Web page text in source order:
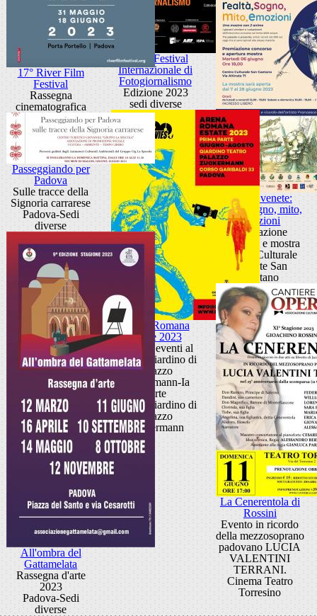
IMP – Festival
Internazionale di
Fotogiornalismo
Edizione 2023
sedi diverse
17° River Film
Festival
Rassegna
cinematografica
Acque venete:
realtà, sogno, mito,
emozioni
Premiazione
concorso e mostra
Centro Culturale
Altinate San
Gaetano
Arena Romana
Estate 2023
Ciclo di eventi al
Teatro Giardino di
Palazzo
Zuckermann-Ia
parte
Teatro Giardino di
Palazzo
Zuckermann
Passeggiando per
Padova
Sulle tracce della
Signoria carrarese
Padova-Sedi
diverse
All'ombra del
Gattamelata
Rassegna d'arte
2023
Padova-Sedi
diverse
La Cenerentola di
Rossini
Evento in ricordo
della mezzosoprano
padovano LUCIA
VALENTINI
TERRANI.
Cinema Teatro
Torresino